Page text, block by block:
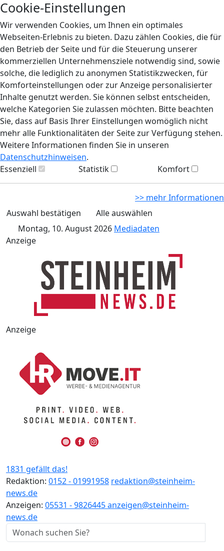
Cookie-Einstellungen
Wir verwenden Cookies, um Ihnen ein optimales
Webseiten-Erlebnis zu bieten. Dazu zählen Cookies, die für
den Betrieb der Seite und für die Steuerung unserer
kommerziellen Unternehmensziele notwendig sind, sowie
solche, die lediglich zu anonymen Statistikzwecken, für
Komforteinstellungen oder zur Anzeige personalisierter
Inhalte genutzt werden. Sie können selbst entscheiden,
welche Kategorien Sie zulassen möchten. Bitte beachten
Sie, dass auf Basis Ihrer Einstellungen womöglich nicht
mehr alle Funktionalitäten der Seite zur Verfügung stehen.
Weitere Informationen finden Sie in unseren
Datenschutzhinweisen.
Essenziell
Statistik Komfort
>> mehr Informationen
Auswahl bestätigen
Alle auswählen
Montag, 10. August 2026 Mediadaten
Anzeige
Anzeige
1831 gefällt das!
Redaktion: 0152 - 01991958 redaktion@steinheim-
news.de
Anzeigen: 05531 - 9826445anzeigen@steinheim-
news.de